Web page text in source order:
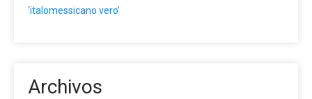
‘italomessicano vero’
Archivos